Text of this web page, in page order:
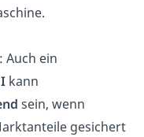
ein
kann
sein, wenn
gesichert